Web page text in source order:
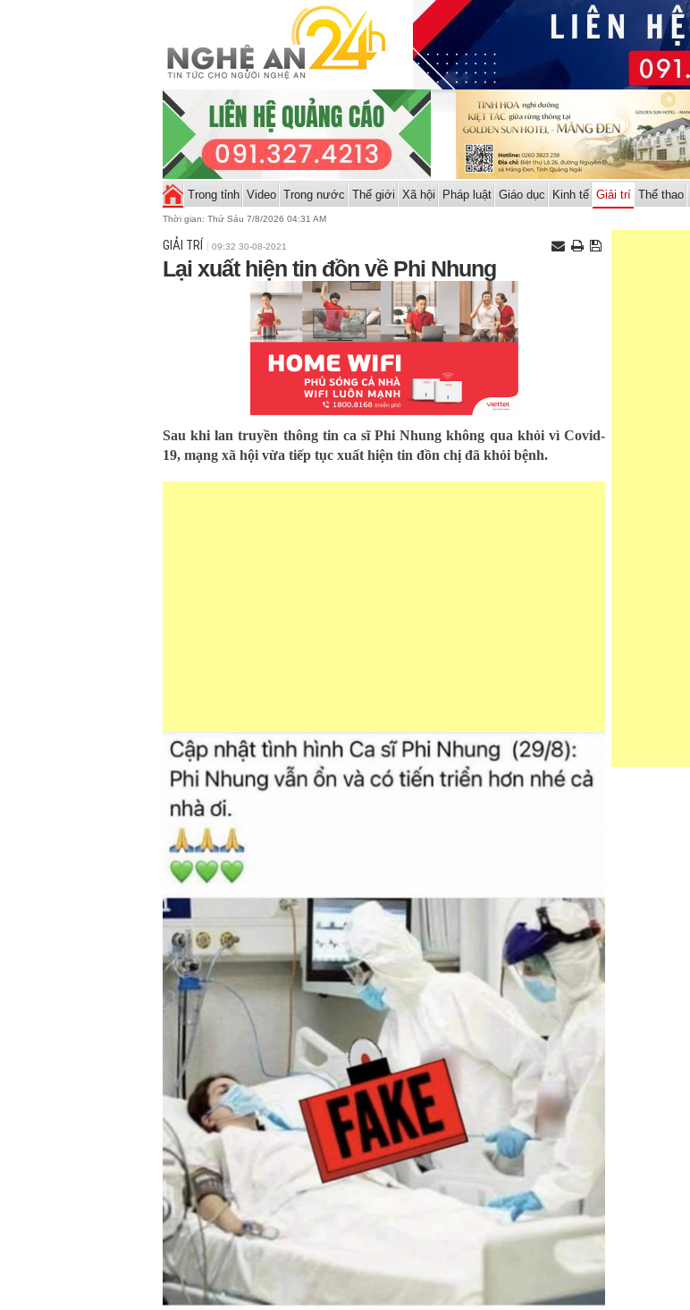
Trong tỉnh Video Trong nước Thế giới Xã hội Pháp luật Giáo dục Kinh tế Giải trí Thể thao
Thời gian: Thứ Sáu 7/8/2026 04:31 AM
GIẢI TRÍ 09:32 30-08-2021
Lại xuất hiện tin đồn về Phi Nhung
Sau khi lan truyền thông tin ca sĩ Phi Nhung không qua khỏi vì Covid-
19, mạng xã hội vừa tiếp tục xuất hiện tin đồn chị đã khỏi bệnh.